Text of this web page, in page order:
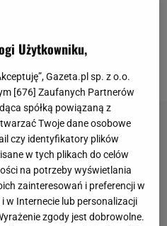
życie i grę. Technicznie
Ale wykazał się
reszcie zespołu.
Użytkowniku,
Gazeta.pl sp. z o.o.
[676] Zaufanych Partnerów
spółką powiązaną z
Twoje dane osobowe
czy identyfikatory plików
w tych plikach do celów
na potrzeby wyświetlania
zainteresowań i preferencji w
w Internecie lub personalizacji
zgody jest dobrowolne.